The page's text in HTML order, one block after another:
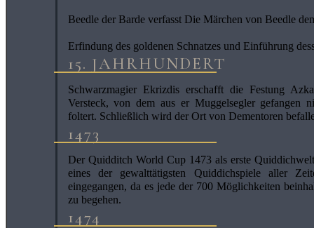
Beedle der Barde verfasst Die Märchen von Beedle
Erfindung des goldenen Schnatzes und Einführung
15. JAHRHUNDERT
Schwarzmagier Ekrizdis erschafft die Festung
Versteck, von dem aus er Muggelsegler gefangen
foltert. Schließlich wird der Ort von Dementoren
1473
Der Quidditch World Cup 1473 als erste
eines der gewalttätigsten Quiddichspiele aller
eingegangen, da es jede der 700 Möglichkeiten
zu begehen.
1474